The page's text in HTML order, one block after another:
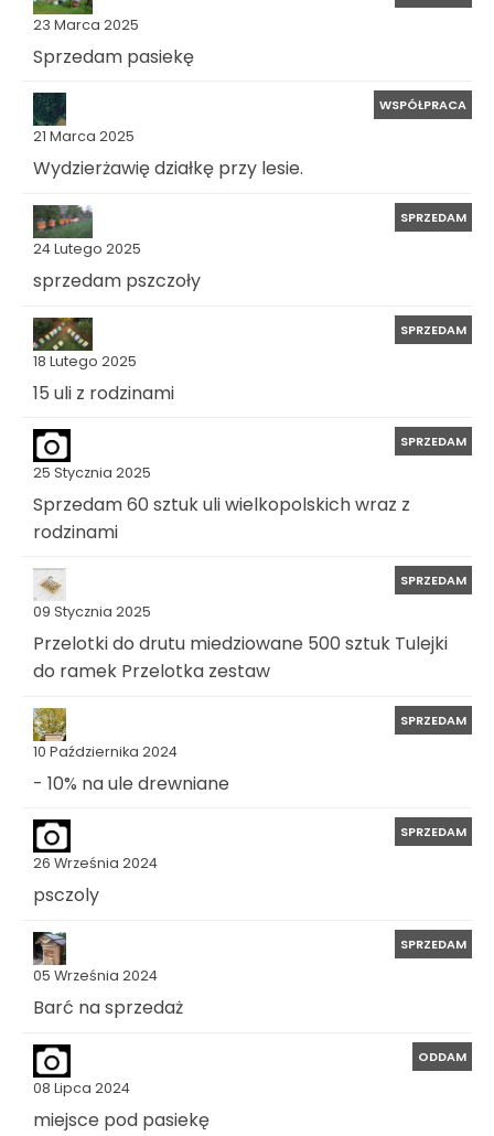
23 Marca 2025
Sprzedam pasiekę
21 Marca 2025
WSPÓŁPRACA
Wydzierżawię działkę przy lesie.
24 Lutego 2025
SPRZEDAM
sprzedam pszczoły
18 Lutego 2025
SPRZEDAM
15 uli z rodzinami
25 Stycznia 2025
SPRZEDAM
Sprzedam 60 sztuk uli wielkopolskich wraz z
rodzinami
09 Stycznia 2025
SPRZEDAM
Przelotki do drutu miedziowane 500 sztuk Tulejki
do ramek Przelotka zestaw
10 Października 2024
SPRZEDAM
- 10% na ule drewniane
26 Września 2024
SPRZEDAM
psczoly
05 Września 2024
SPRZEDAM
Barć na sprzedaż
08 Lipca 2024
ODDAM
miejsce pod pasiekę